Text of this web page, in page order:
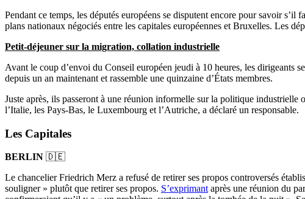
Pendant ce temps, les députés européens se disputent encore pour savoir
plans nationaux négociés entre les capitales européennes et Bruxelles. Les
Petit-déjeuner sur la migration, collation industrielle
Avant le coup d’envoi du Conseil européen jeudi à 10 heures, les dirigeants
depuis un an maintenant et rassemble une quinzaine d’États membres.
Juste après, ils passeront à une réunion informelle sur la politique
l’Italie, les Pays-Bas, le Luxembourg et l’Autriche, a déclaré un responsable.
Les Capitales
BERLIN 🇩🇪
Le chancelier Friedrich Merz a refusé de retirer ses propos controversés
souligner » plutôt que retirer ses propos. S’exprimant après une réunion du